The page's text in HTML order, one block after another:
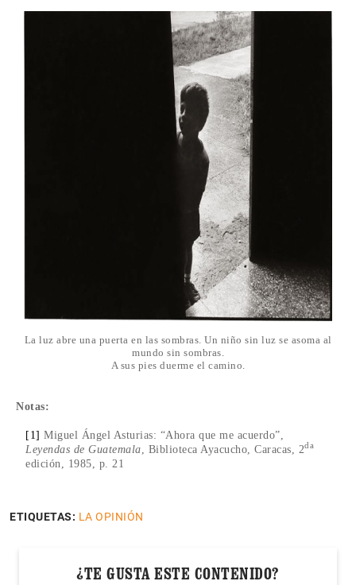
La luz abre una puerta en las sombras. Un niño sin luz se asoma al
mundo sin sombras.
A sus pies duerme el camino.
Notas:
[1] Miguel Ángel Asturias: “Ahora que me acuerdo”,
Leyendas de Guatemala , Biblioteca Ayacucho, Caracas, 2da
edición, 1985, p. 21
ETIQUETAS: LA OPINIÓN
¿TE GUSTA ESTE CONTENIDO?